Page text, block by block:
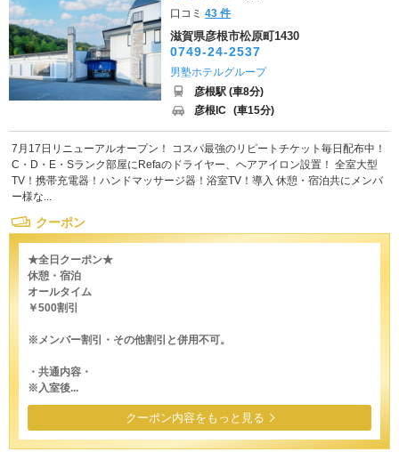
口コミ43 件
滋賀県彦根市松原町1430
0749-24-2537
男塾ホテルグループ
彦根駅 (車8分)
彦根IC (車15分)
7月17日リニューアルオープン！ コスパ最強のリピートチケット毎日配布中！
C・D・E・Sランク部屋にRefaのドライヤー、ヘアアイロン設置！ 全室大型
TV！携帯充電器！ハンドマッサージ器！浴室TV！導入 休憩・宿泊共にメンバ
ー様な...
クーポン
★全日クーポン★
休憩・宿泊
オールタイム
￥500割引
※メンバー割引・その他割引と併用不可。
・共通内容・
※入室後...
クーポン内容をもっと見る